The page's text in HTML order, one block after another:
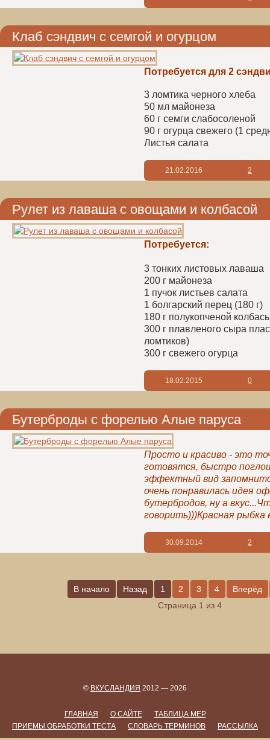
Клаб сэндвич с семгой и огурцом
Потребуется для 2
3 ломтика черного хлеба
50 мл майонеза
60 г семги слабосоленой
90 г огурца свежего (1
Листья салата
21.02.2016 2
Рулет из лаваша с овощами и колбасой
Потребуется:
3 тонких листовых лаваша
200 г майонеза
1 пучок листьев салата
1 болгарский перец (180 г)
180 г полукопченой
300 г плавленого сыра
ломтиков)
300 г свежего огурца
18.02.2015 0
Бутерброды с форелью Алые паруса
Просто и красиво - это
готовятся, быстро
эффектный вид
очень понравилась идея
бутербродов, ну а
говорить)))Красная
30.09.2014 2
В начало Назад 1 2 3 4
Вперёд
Страница 1 из 4
© ВКУСЛАНДИЯ 2012 — 2026
ГЛАВНАЯ О САЙТЕ
ТАБЛИЦА МЕР
ПРИЕМЫ ОБРАБОТКИ ТЕСТА
СЛОВАРЬ ТЕРМИНОВ РАССЫЛКА